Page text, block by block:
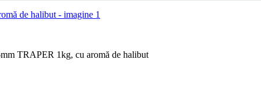
TRAPER 1kg, cu aromă de halibut